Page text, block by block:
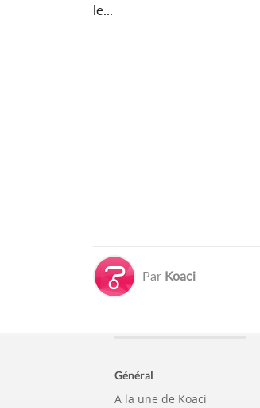
le...
Par Koaci
Général
A la une de Koaci